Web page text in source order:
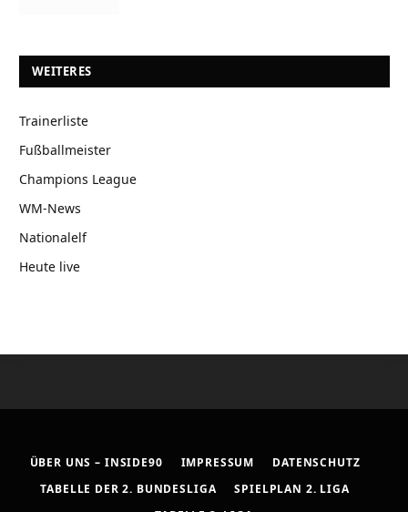
WEITERES
Trainerliste
Fußballmeister
Champions League
WM-News
Nationalelf
Heute live
ÜBER UNS – INSIDE90 IMPRESSUM
DATENSCHUTZ
TABELLE DER 2. BUNDESLIGA
SPIELPLAN 2. LIGA